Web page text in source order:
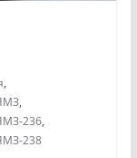
,
,
236,
238